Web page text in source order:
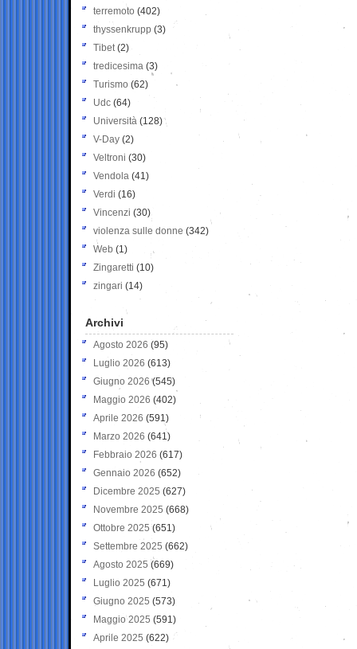
terremoto (402)
thyssenkrupp (3)
Tibet(2)
tredicesima (3)
Turismo (62)
Udc (64)
Università (128)
V-Day (2)
Veltroni (30)
Vendola (41)
Verdi (16)
Vincenzi (30)
violenza sulle donne (342)
Web (1)
Zingaretti (10)
zingari (14)
Archivi
Agosto 2026 (95)
Luglio 2026 (613)
Giugno 2026 (545)
Maggio 2026 (402)
Aprile 2026 (591)
Marzo 2026 (641)
Febbraio 2026 (617)
Gennaio 2026 (652)
Dicembre 2025 (627)
Novembre 2025 (668)
Ottobre 2025 (651)
Settembre 2025 (662)
Agosto 2025 (669)
Luglio 2025 (671)
Giugno 2025 (573)
Maggio 2025 (591)
Aprile 2025 (622)